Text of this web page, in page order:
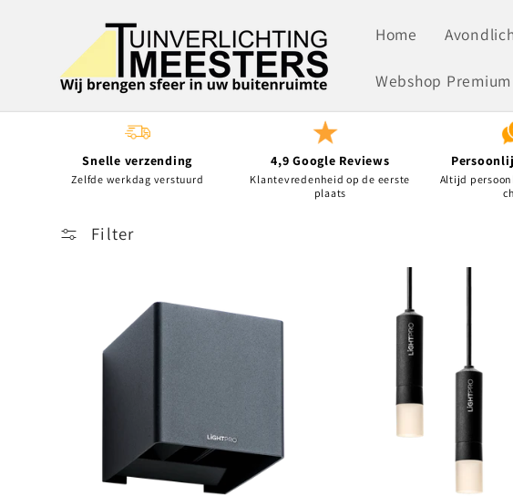
content
Home
Webshop
Snelle verzending
Zelfde werkdag verstuurd
4,9 Google Reviews
Klantevredenheid op de eerste
plaats
Altijd
Filter